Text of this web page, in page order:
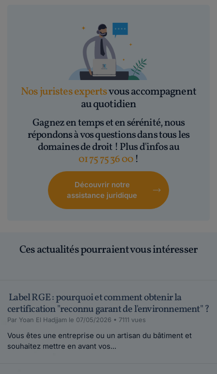
Nos juristes expertsvous accompagnent
au quotidien
Gagnez en temps et en sérénité, nous
répondons à vos questions dans tous les
domaines de droit ! Plus d'infos au
01 75 75 36 00 !
Découvrir notre
assistance juridique
Ces actualités pourraient vous intéresser
Label RGE : pourquoi et comment obtenir la
certification "reconnu garant de l'environnement" ?
Par Yoan El Hadjjam le 07/05/2026 • 7111 vues
Vous êtes une entreprise ou un artisan du bâtiment et
souhaitez mettre en avant vos...